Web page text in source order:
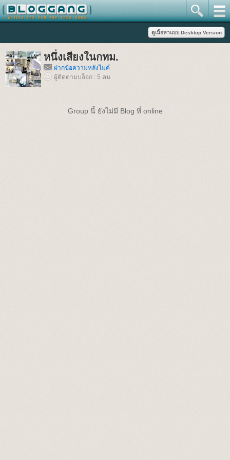
หนึ่งเสียงในกทม.
ฝากข้อความหลังไมค์
ผู้ติดตามบล็อก : 5 คน
Group นี้ ยังไม่มี Blog ที่ online